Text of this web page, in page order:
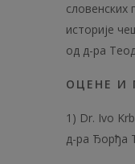
словенских
историје
од д-ра
ОЦЕНЕ И
1) Dr. Ivo
д-ра Ђорђа